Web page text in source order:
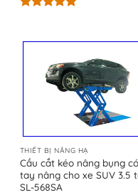
5 sao
THIẾT BỊ NÂNG HẠ
Cầu cắt kéo nâng bụng có
tay nâng cho xe SUV 3.5
SL-568SA